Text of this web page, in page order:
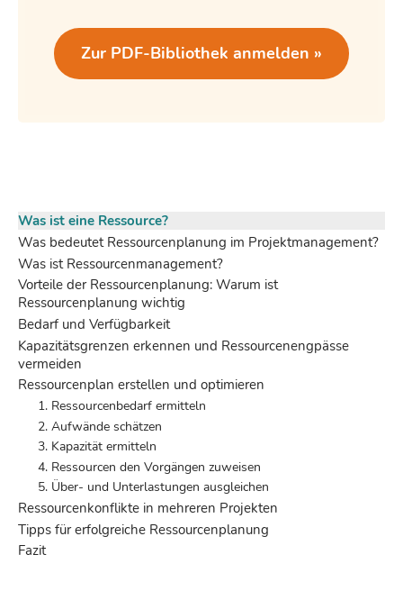
Was ist eine Ressource?
Was bedeutet Ressourcenplanung im Projektmanagement?
Was ist Ressourcenmanagement?
Vorteile der Ressourcenplanung: Warum ist
Ressourcenplanung wichtig
Bedarf und Verfügbarkeit
Kapazitätsgrenzen erkennen und Ressourcenengpässe
vermeiden
Ressourcenplan erstellen und optimieren
1. Ressourcenbedarf ermitteln
2. Aufwände schätzen
3. Kapazität ermitteln
4. Ressourcen den Vorgängen zuweisen
5. Über- und Unterlastungen ausgleichen
Ressourcenkonflikte in mehreren Projekten
Tipps für erfolgreiche Ressourcenplanung
Fazit
Zur PDF-Bibliothek anmelden »